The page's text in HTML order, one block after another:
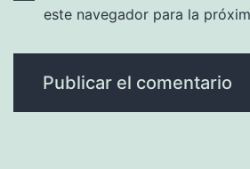
este navegador para la